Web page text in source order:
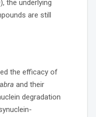
the underlying
are still
the efficacy of
and their
degradation